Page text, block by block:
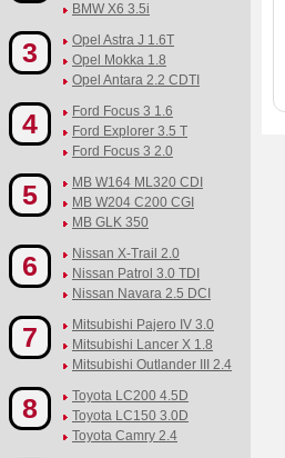
BMW X6 3.5i
3
Opel Astra J 1.6T
Opel Mokka 1.8
Opel Antara 2.2 CDTI
4
Ford Focus 3 1.6
Ford Explorer 3.5 T
Ford Focus 3 2.0
5
MB W164 ML320 CDI
MB W204 C200 CGI
MB GLK 350
6
Nissan X-Trail 2.0
Nissan Patrol 3.0 TDI
Nissan Navara 2.5 DCI
7
Mitsubishi Pajero IV 3.0
Mitsubishi Lancer X 1.8
Mitsubishi Outlander III 2.4
8
Toyota LC200 4.5D
Toyota LC150 3.0D
Toyota Camry 2.4